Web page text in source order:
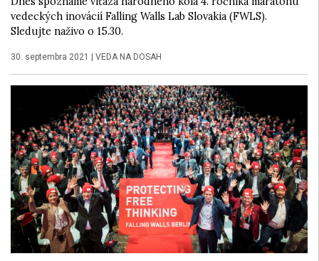
vedeckých inovácií Falling Walls Lab Slovakia (FWLS).
Sledujte naživo o 15.30.
30. septembra 2021 | VEDA NA DOSAH